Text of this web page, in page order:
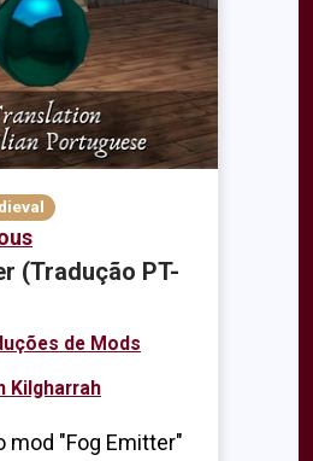
(Tradução PT-
de Mods
Kilgharrah
mod "Fog Emitter"